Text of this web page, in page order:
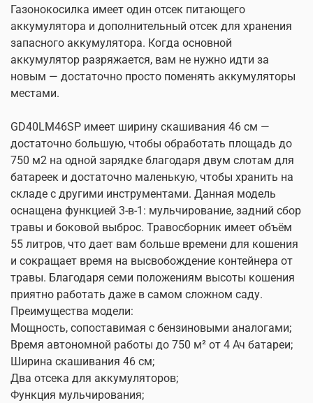
Газонокосилка имеет один отсек питающего
аккумулятора и дополнительный отсек для хранения
запасного аккумулятора. Когда основной
аккумулятор разряжается, вам не нужно идти за
новым — достаточно просто поменять аккумуляторы
местами.
GD40LM46SP имеет ширину скашивания 46 см —
достаточно большую, чтобы обработать площадь до
750 м2 на одной зарядке благодаря двум слотам для
батареек и достаточно маленькую, чтобы хранить на
складе с другими инструментами. Данная модель
оснащена функцией 3-в-1: мульчирование, задний сбор
травы и боковой выброс. Травосборник имеет объём
55 литров, что дает вам больше времени для кошения
и сокращает время на высвобождение контейнера от
травы. Благодаря семи положениям высоты кошения
приятно работать даже в самом сложном саду.
Преимущества модели:
Мощность, сопоставимая с бензиновыми аналогами;
Время автономной работы до 750 м² от 4 Ач батареи;
Ширина скашивания 46 см;
Два отсека для аккумуляторов;
Функция мульчирования;